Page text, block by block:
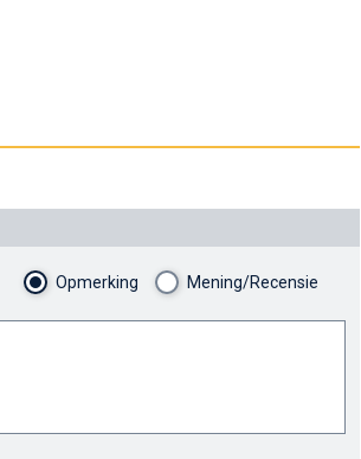
Opmerking Mening/Recensie